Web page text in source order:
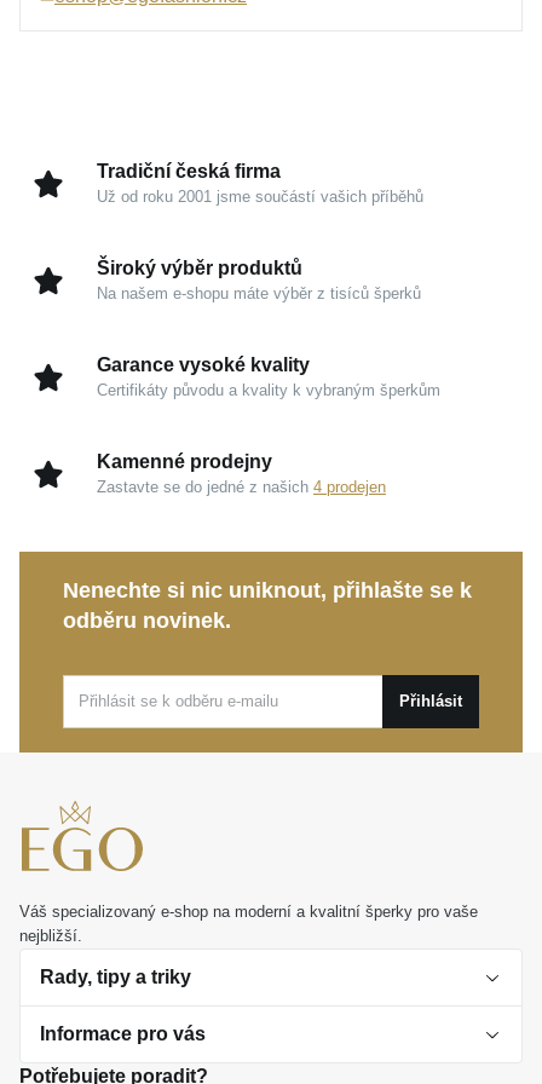
výjimečnosti při každém nošení.
Žluté zlato 585/1000:Hřejivý a ušlechtilý drahý
Ikonický styl FOX:
Specifická struktura vazby
Dlouhodobá hodnota:Precizní zpracování
Všestranná nositelnost:Skvěle vynikne
samostatně jako jemný detail na dekoltu, ale
přívěsku.
Ať už hledáte výjimečný osobní dárek nebo chcete
potěšit sebe,MOISS řetízek ze žlutého zlata FOXje
slavnostní okamžiky, které s vámi bude spolehlivě
sdílet.
Tradiční česká firma
Už od roku 2001 jsme součástí vašich příběhů
Široký výběr produktů
Na našem e-shopu máte výběr z tisíců šperků
Garance vysoké kvality
Certifikáty původu a kvality k vybraným šperkům
Kamenné prodejny
Zastavte se do jedné z našich 4 prodejen
Nenechte si nic uniknout, přihlašte se k
odběru novinek.
Přihlásit
Váš specializovaný e-shop na moderní a kvalitní šperky pro vaše
nejbližší.
Rady, tipy a triky
O perlách
Informace pro vás
Potřebujete poradit?